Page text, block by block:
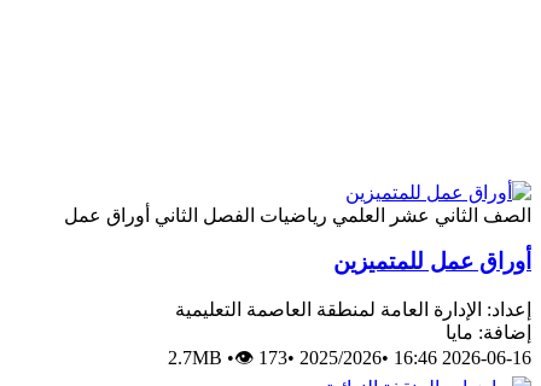
الصف الثاني عشر العلمي رياضيات الفصل الثاني أوراق عمل
أوراق عمل للمتميزين
إعداد: الإدارة العامة لمنطقة العاصمة التعليمية
إضافة: مايا
2026-06-16 16:46
•
2025/2026
•
2.7MB •👁 173